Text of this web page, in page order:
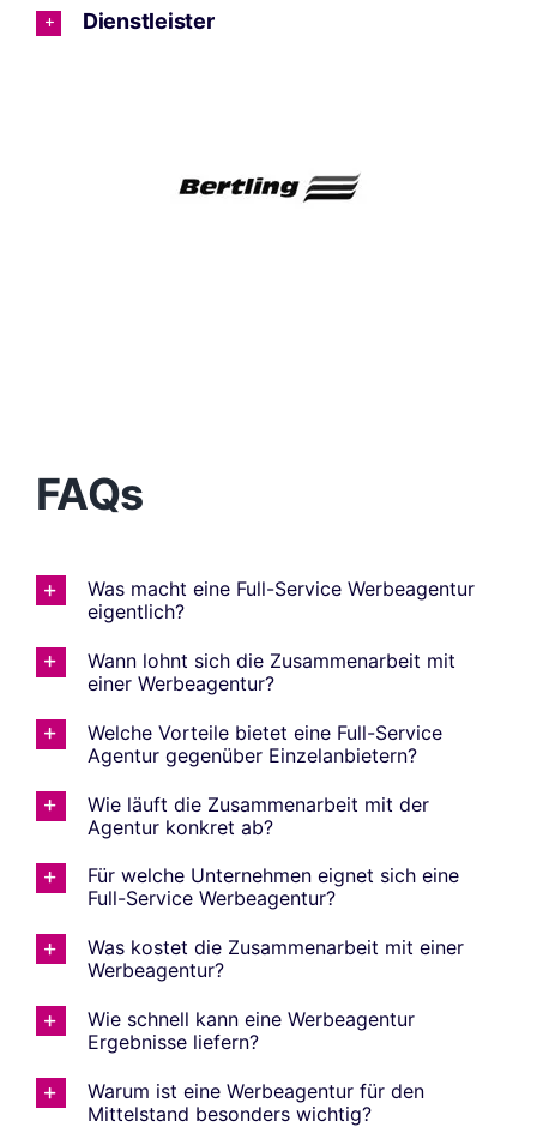
Dienstleister
FAQs
Was macht eine Full-Service Werbeagentur
eigentlich?
Wann lohnt sich die Zusammenarbeit mit
einer Werbeagentur?
Welche Vorteile bietet eine Full-Service
Agentur gegenüber Einzelanbietern?
Wie läuft die Zusammenarbeit mit der
Agentur konkret ab?
Für welche Unternehmen eignet sich eine
Full-Service Werbeagentur?
Was kostet die Zusammenarbeit mit einer
Werbeagentur?
Wie schnell kann eine Werbeagentur
Ergebnisse liefern?
Warum ist eine Werbeagentur für den
Mittelstand besonders wichtig?